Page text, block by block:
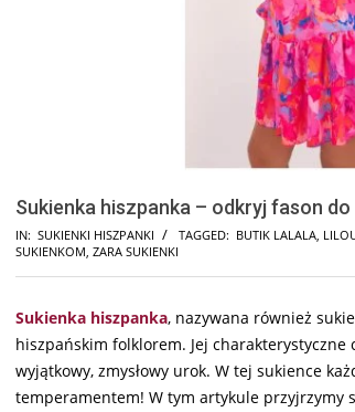
Sukienka hiszpanka – odkryj fason
IN: SUKIENKI HISZPANKI TAGGED: BUTIK LALALA,
SUKIENKOM, ZARA SUKIENKI
Sukienka hiszpanka, nazywana również
hiszpańskim folklorem. Jej
wyjątkowy, zmysłowy urok. W tej sukience
temperamentem! W tym artykule przyjrzymy